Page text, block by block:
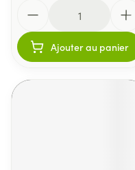
Ajouter au panier